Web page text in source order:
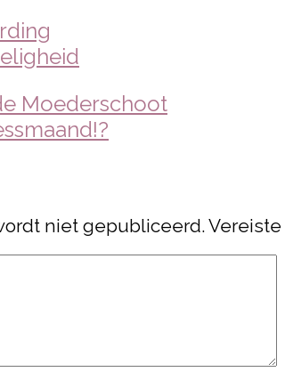
Moederschoot
niet gepubliceerd.